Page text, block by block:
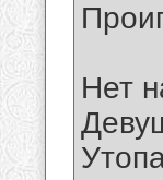
Нет